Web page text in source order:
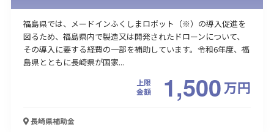
福島県では、メードインふくしまロボット（※）の導入促進を
図るため、福島県内で製造又は開発されたドローンについて、
その導入に要する経費の一部を補助しています。令和6年度、福
島県とともに長崎県が国家...
上限
金額
1,500万円
長崎県補助金